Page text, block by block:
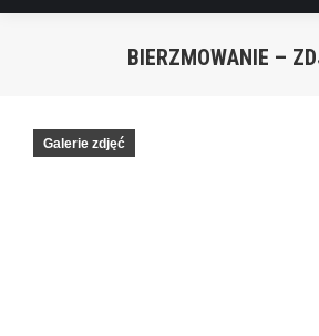
BIERZMOWANIE –
Galerie zdjęć